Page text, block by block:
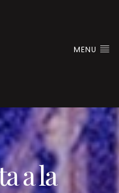
MENU
a la